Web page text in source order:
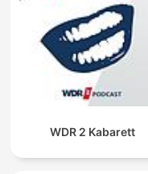
WDR 2 Kabarett